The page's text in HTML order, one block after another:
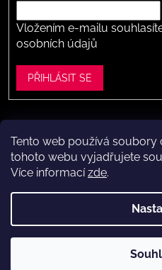
Tento web používá soubory
tohoto webu vyjadřujete
Více informacízde.
Vložením e-mailu
osobních údajů
PŘIHLÁSIT SE
Vytvořil
Máte to k nám kousek?
ve Vestci (kousek za Prahou)